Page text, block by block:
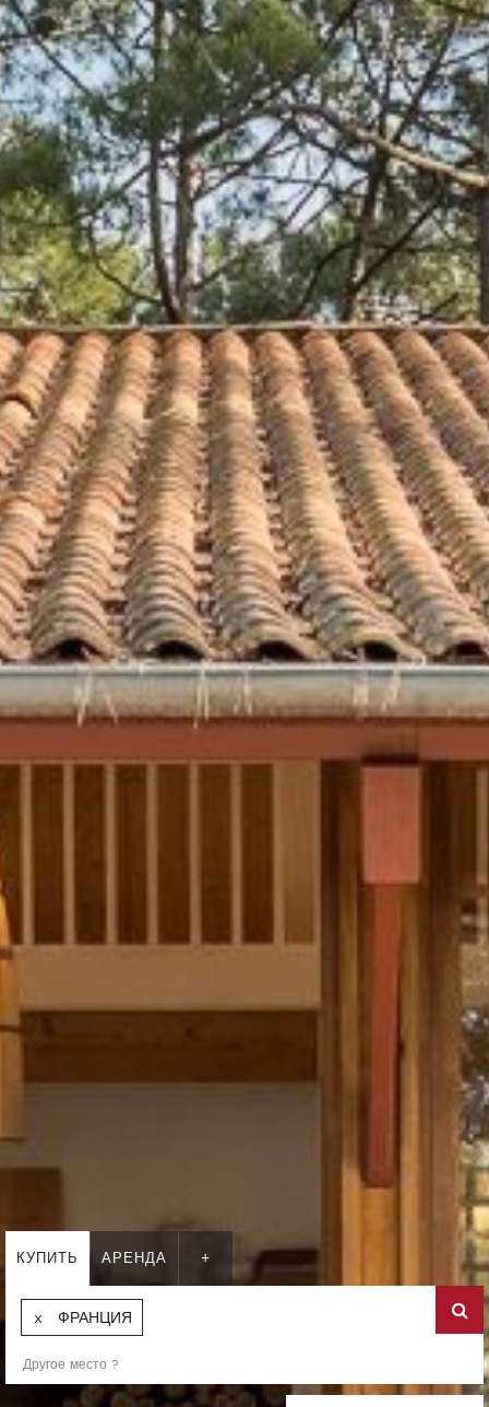
КУПИТЬ АРЕНДА +
ФРАНЦИЯ